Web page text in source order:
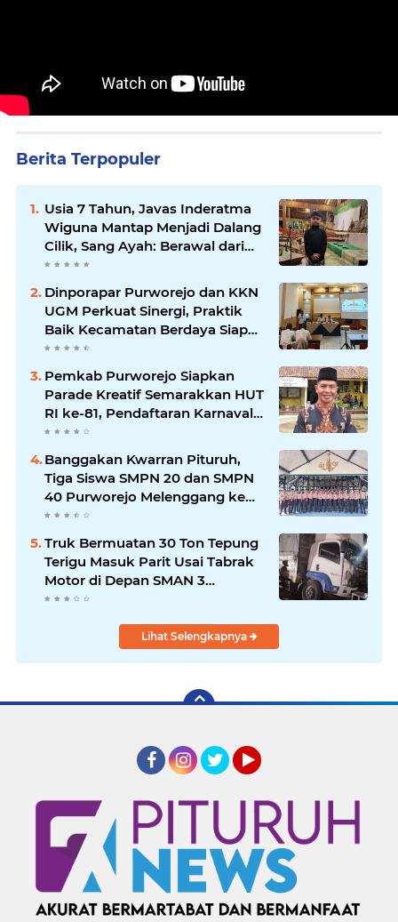
Berita Terpopuler
Usia 7 Tahun, Javas Inderatma
Wiguna Mantap Menjadi Dalang
Cilik, Sang Ayah: Berawal dari
Menonton Wayang di YouTube
Dinporapar Purworejo dan KKN
UGM Perkuat Sinergi, Praktik
Baik Kecamatan Berdaya Siap
Direplikasi
Pemkab Purworejo Siapkan
Parade Kreatif Semarakkan HUT
RI ke-81, Pendaftaran Karnaval
Resmi Dibuka
Banggakan Kwarran Pituruh,
Tiga Siswa SMPN 20 dan SMPN
40 Purworejo Melenggang ke
Jamnas Cibubur
Truk Bermuatan 30 Ton Tepung
Terigu Masuk Parit Usai Tabrak
Motor di Depan SMAN 3
Purworejo, Satu Orang Tewas
Lihat Selengkapnya